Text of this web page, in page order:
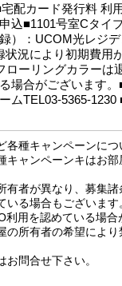
配カード発行料 利
込■1101号室Cタイ
）：UCOM光レジ
況により初期費用
ローリングカラーは
場合がございます
ムTEL03-5365-1230
種キャンペーンにつ
キャンペーンキはお
者が異なり、募集諸
いる場合もございます
用を認めている場合
の所有者の希望によ
問合せ下さい。